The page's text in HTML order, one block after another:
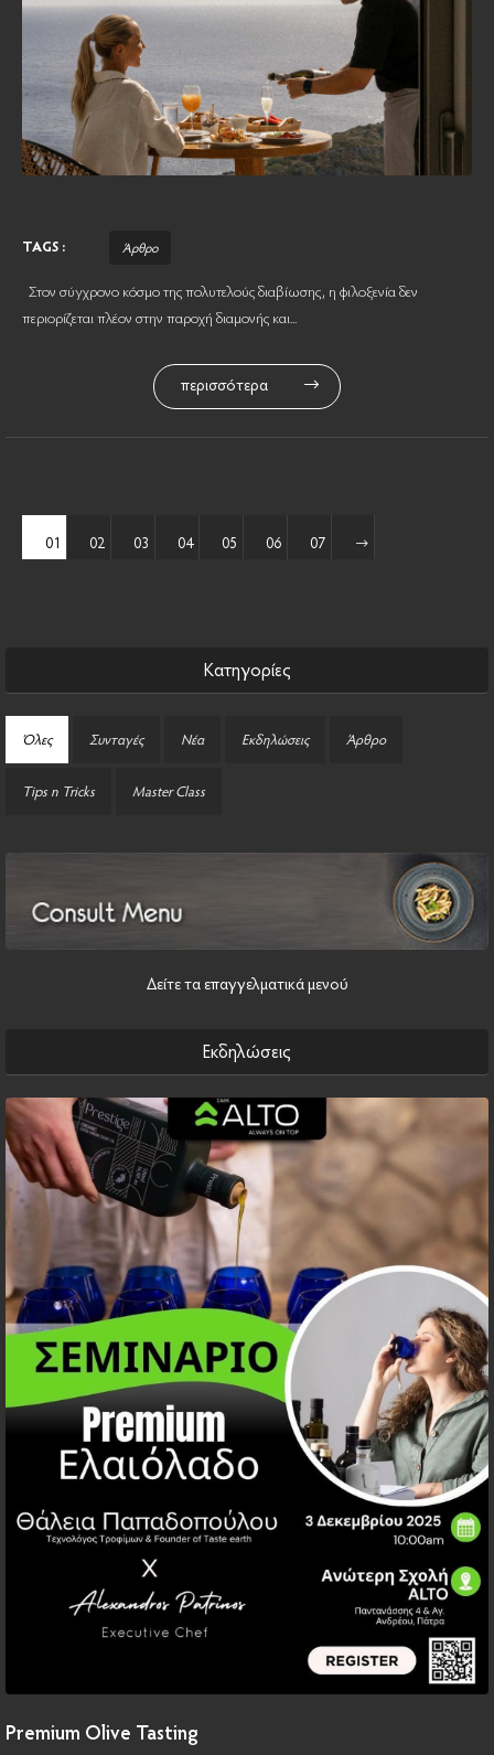
TAGS : Άρθρο
Στον σύγχρονο κόσμο της πολυτελούς διαβίωσης, η φιλοξενία δεν
περιορίζεται πλέον στην παροχή διαμονής και...
περισσότερα
01 02 03 04 05 06 07
Κατηγορίες
Όλες Συνταγές Νέα Εκδηλώσεις Άρθρο
Tips n Tricks Master Class
Δείτε τα επαγγελματικά μενού
Εκδηλώσεις
Premium Olive Tasting